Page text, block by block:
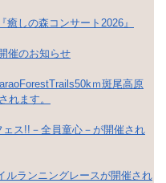
しの森コンサート2026』
催のお知らせ
ｍ斑尾高原
れます。
ス!!－全員童心－が開催され
ルランニングレースが開催され